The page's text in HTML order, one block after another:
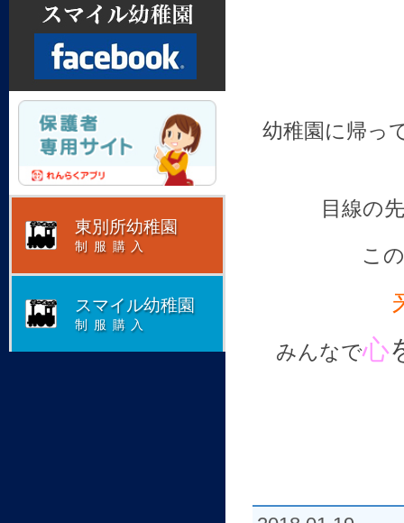
幼稚園に帰っ
目線の
こ
みんなで心
Facebook
Facebook
東別所幼稚園
制服購入
スマイル幼稚園
制服購入